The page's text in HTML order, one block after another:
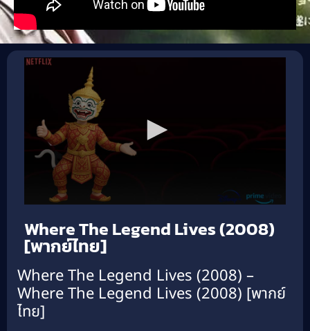
Where The Legend Lives (2008)
[พากย์ไทย]
Where The Legend Lives (2008) –
Where The Legend Lives (2008) [พากย์
ไทย]